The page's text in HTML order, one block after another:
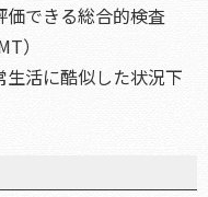
できる総合的検査
）
活に酷似した状況下